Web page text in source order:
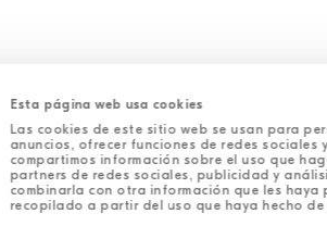
Esta página web usa cookies
Las cookies de este sitio web se usan para
anuncios, ofrecer funciones de redes sociales
compartimos información sobre el uso que
partners de redes sociales, publicidad y
combinarla con otra información que les
recopilado a partir del uso que haya hecho de